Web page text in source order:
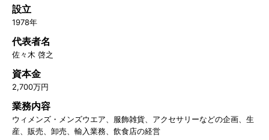
設立
1978年
代表者名
佐々木 啓之
資本金
2,700万円
業務内容
ウィメンズ・メンズウエア、服飾雑貨、アクセサリーなどの企画、生
産、販売、卸売、輸入業務、飲食店の経営